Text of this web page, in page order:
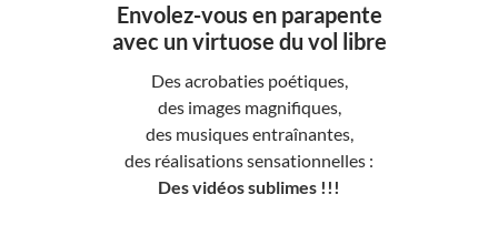
Envolez-vous en parapente
avec un virtuose du vol libre
Des acrobaties poétiques,
des images magnifiques,
des musiques entraînantes,
des réalisations sensationnelles :
Des vidéos sublimes !!!